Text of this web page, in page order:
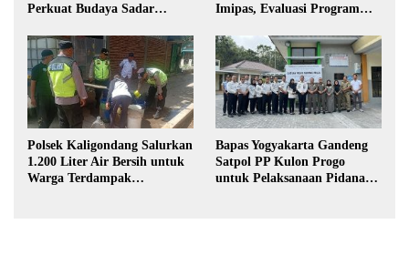
Perkuat Budaya Sadar
Imipas, Evaluasi Program
Polsek Kaligondang Salurkan
1.200 Liter Air Bersih untuk
Warga Terdampak
Bapas Yogyakarta Gandeng
Satpol PP Kulon Progo
untuk Pelaksanaan Pidana